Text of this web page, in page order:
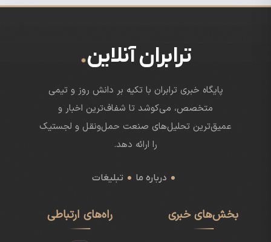
ترابران آنلاین.
پایگاه خبری ترابران با تکیه بر دانش روز و تیمی
متخصص، می‌کوشد تا شفاف‌ترین اخبار و
عمیق‌ترین تحلیل‌های صنعت حمل‌ونقل و لجستیک
را ارائه دهد.
درباره ما تبلیغات
بخش‌های خبری راه‌های ارتباطی